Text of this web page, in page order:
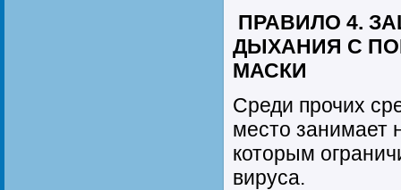
ПРАВИЛО 4.
ДЫХАНИЯ С
МАСКИ
Среди прочих
место занимает
которым
вируса.